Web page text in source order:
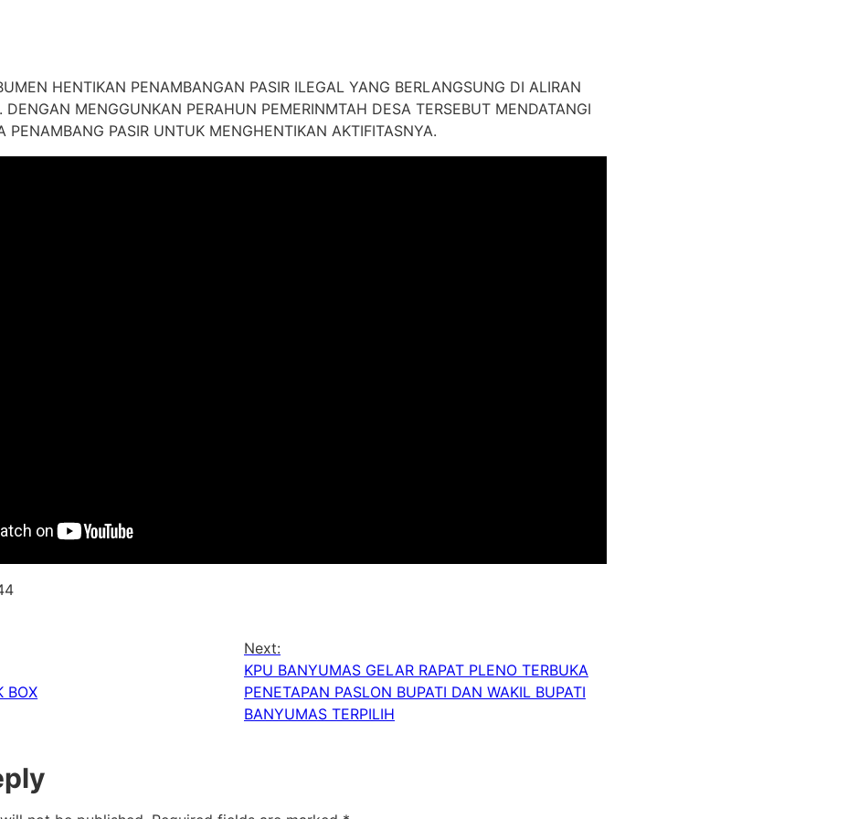
HENTIKAN PENAMBANGAN PASIR ILEGAL YANG BERLANGSUNG DI ALIRAN
DENGAN MENGGUNKAN PERAHUN PEMERINMTAH DESA TERSEBUT MENDATANGI
PENAMBANG PASIR UNTUK MENGHENTIKAN AKTIFITASNYA.
BOX
Next:
KPU BANYUMAS GELAR RAPAT PLENO TERBUKA
PENETAPAN PASLON BUPATI DAN WAKIL BUPATI
BANYUMAS TERPILIH